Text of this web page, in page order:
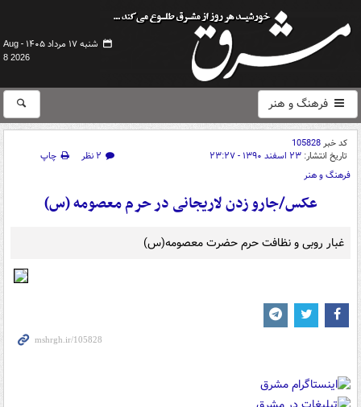
شنبه ۱۷ مرداد ۱۴۰۵ -
Aug
8 2026
فرهنگ و هنر
کد خبر105828
تاریخ انتشار: ۲۳ اسفند ۱۳۹۰ - ۲۳:۲۷ ۲ نظر
چاپ
فرهنگ و هنر
عکس/جارو زدن لاریجانی در حرم معصومه (س)
غبار روبی و نظافت حرم حضرت معصومه(س)